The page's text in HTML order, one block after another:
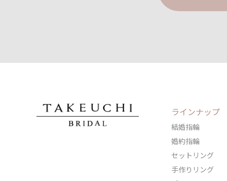
ラインナップ
結婚指輪
婚約指輪
セットリング
手作りリング